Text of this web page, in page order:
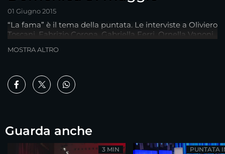
01 Giugno 2015
“La fama” è il tema della puntata. Le interviste a Oliviero
Toscani, Fabrizio Corona, Gabriella Ferri, Ornella Vanoni..
MOSTRA ALTRO
Guarda anche
3 MIN PUNTATA